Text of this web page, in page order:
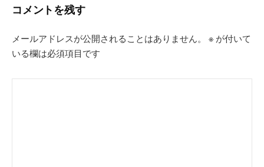
ン
コメントを残す
メールアドレスが公開されることはありません。 ※ が付いて
いる欄は必須項目です